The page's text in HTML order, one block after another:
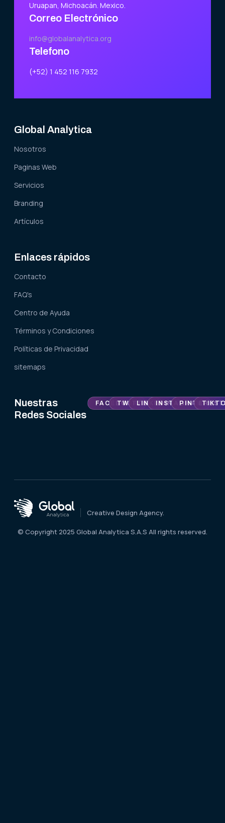
Uruapan, Michoacán. Mexico.
Correo Electrónico
info@globalanalytica.org
Telefono
(+52) 1 452 116 7932
Global Analytica
Nosotros
Paginas Web
Servicios
Branding
Artículos
Enlaces rápidos
Contacto
FAQ's
Centro de Ayuda
Términos y Condiciones
Políticas de Privacidad
sitemaps
Nuestras
Redes Sociales
FACEBOOK
TWITTERLINKEDININSTAGRAMPINTEREST
Creative Design Agency.
© Copyright 2025 Global Analytica S.A.S All rights reserved.